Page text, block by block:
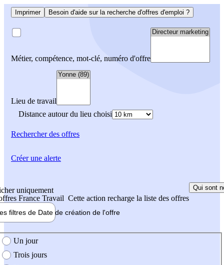
Imprimer Besoin d'aide sur la recherche d'offres d'emploi ?
Métier, compétence, mot-clé, numéro d'offre
Lieu de travail
Distance autour du lieu choisi
Rechercherdes offres
uniquement
France Travail Cette action recharge la liste des offres
Qui sont
filtres de Date de création de l'offre
création de l'offre
Un jour
Trois jours
Créer une alerte